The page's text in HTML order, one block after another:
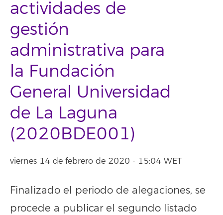
actividades de
gestión
administrativa para
la Fundación
General Universidad
de La Laguna
(2020BDE001)
viernes 14 de febrero de 2020 - 15:04 WET
Finalizado el periodo de alegaciones, se
procede a publicar el segundo listado